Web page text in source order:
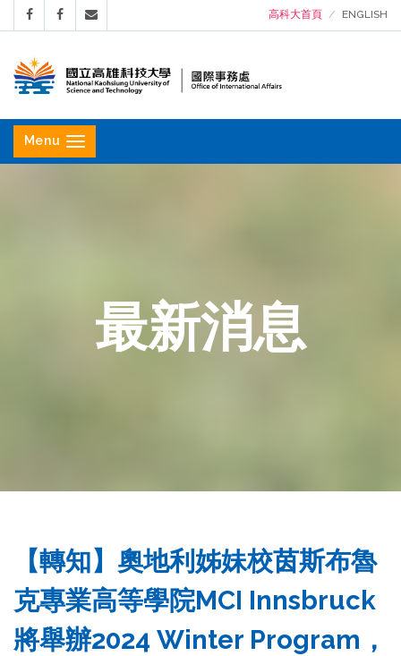
高科大首頁 ENGLISH
立
高
Menu
最新消息
【轉知】奧地利姊妹校茵斯布魯
克專業高等學院MCI Innsbruck
將舉辦2024 Winter Program，